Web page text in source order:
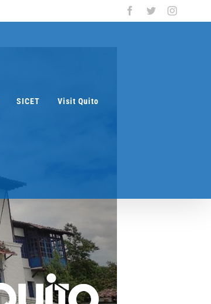
Facebook
Twitter
SICET Visit Quito